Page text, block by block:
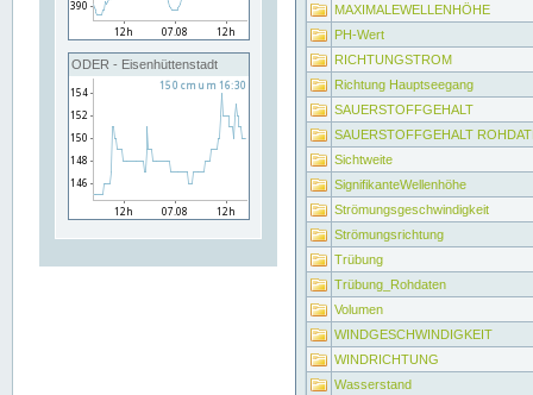
ODER - Eisenhüttenstadt
MAXIMALEWELLENHÖHE
PH-Wert
RICHTUNGSTROM
Richtung Hauptseegang
SAUERSTOFFGEHALT
SAUERSTOFFGEHALT
Sichtweite
SignifikanteWellenhöhe
Strömungsgeschwindigkeit
Strömungsrichtung
Trübung
Trübung_Rohdaten
Volumen
WINDGESCHWINDIGKEIT
WINDRICHTUNG
Wasserstand